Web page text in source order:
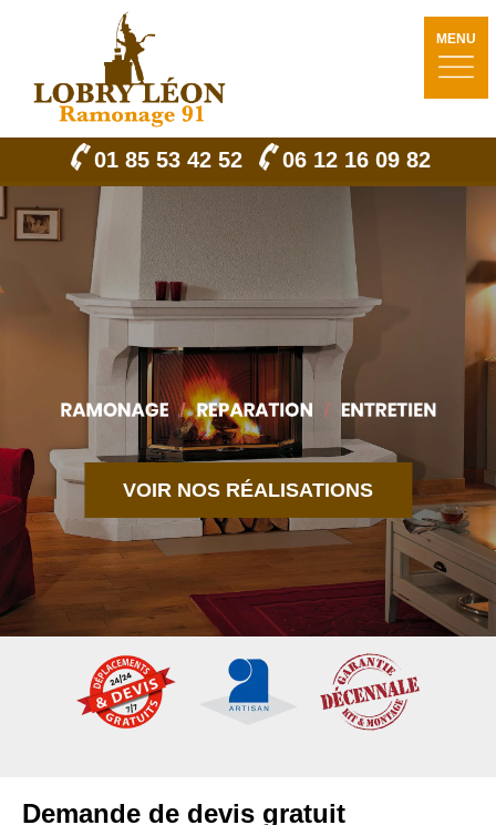
MENU
01 85 53 42 52 06 12 16 09 82
VOIR NOS RÉALISATIONS
Demande de devis gratuit